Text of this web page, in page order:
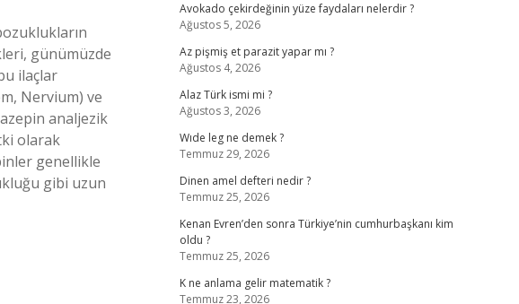
günümüzde
ilaçlar
Nervium) ve
analjezik
olarak
genellikle
gibi uzun
Avokado çekirdeğinin yüze faydaları nelerdir ?
Ağustos 5, 2026
Az pişmiş et parazit yapar mı ?
Ağustos 4, 2026
Alaz Türk ismi mi ?
Ağustos 3, 2026
Wıde leg ne demek ?
Temmuz 29, 2026
Dinen amel defteri nedir ?
Temmuz 25, 2026
Kenan Evren’den sonra Türkiye’nin cumhurbaşkanı kim
oldu ?
Temmuz 25, 2026
K ne anlama gelir matematik ?
Temmuz 23, 2026